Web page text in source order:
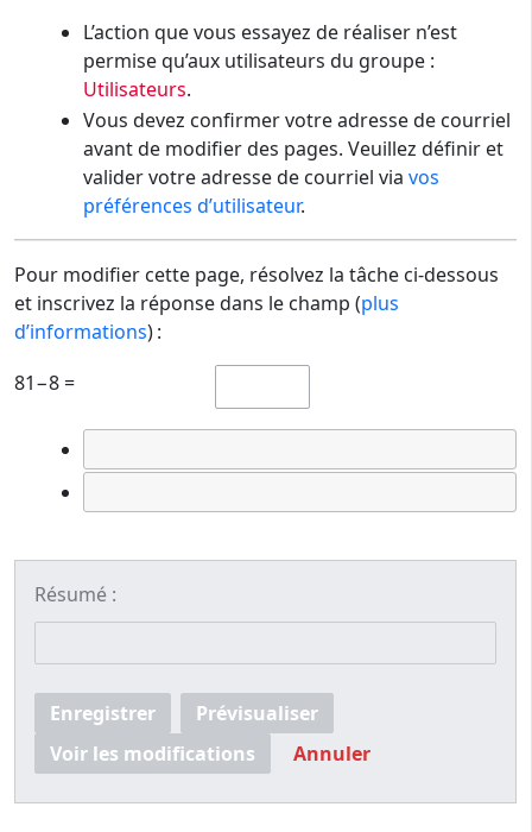
L’action que vous essayez de réaliser n’est
permise qu’aux utilisateurs du groupe :
Utilisateurs.
Vous devez confirmer votre adresse de courriel
avant de modifier des pages. Veuillez définir et
valider votre adresse de courriel via vos
préférences d’utilisateur.
Pour modifier cette page, résolvez la tâche ci-dessous
et inscrivez la réponse dans le champ (plus
d’informations) :
81−8 =
Résumé :
Enregistrer
Prévisualiser
Voir les modifications
Annuler